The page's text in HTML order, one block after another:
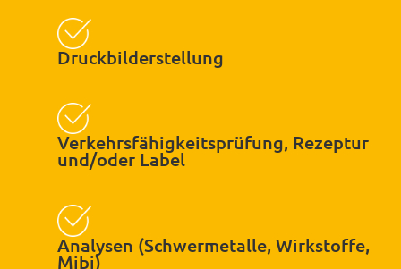
Druckbilderstellung
Verkehrsfähigkeitsprüfung, Rezeptur
und/oder Label
Analysen (Schwermetalle, Wirkstoffe,
Mibi)